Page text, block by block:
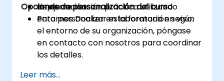
de ejecución.
Implementación práctica utilizando
entornos Docker en laboratorio en vivo.
Opciones de personalización del curso
Para personalizar esta formación según
el entorno de su organización, póngase
en contacto con nosotros para coordinar
los detalles.
Leer más...